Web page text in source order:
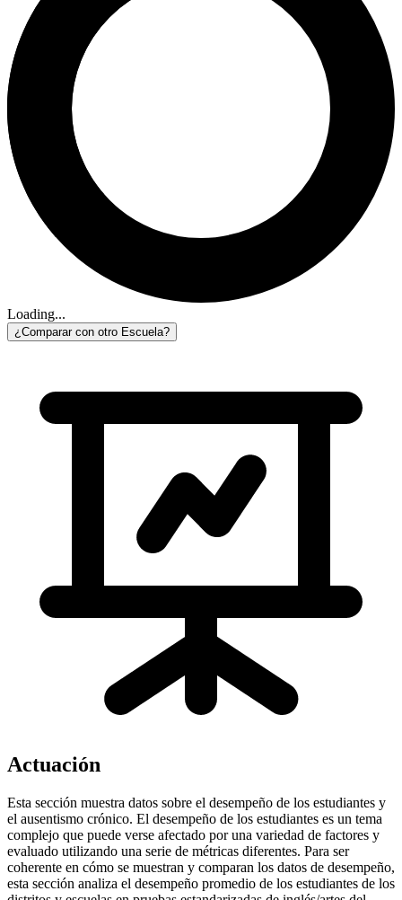
Loading...
¿Comparar con otro Escuela?
Actuación
Esta sección muestra datos sobre el desempeño de los estudiantes y
el ausentismo crónico. El desempeño de los estudiantes es un tema
complejo que puede verse afectado por una variedad de factores y
evaluado utilizando una serie de métricas diferentes. Para ser
coherente en cómo se muestran y comparan los datos de desempeño,
esta sección analiza el desempeño promedio de los estudiantes de los